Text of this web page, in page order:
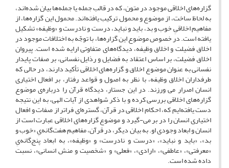
گزاره‌های اخلاقی موجود در متون، که در قالب جمله یا جمله‌ها بیان شده‌اند،
به لحاظ ساخت، از موضوع و محمول ترکیب یافته‌اند. محمول این گزاره‌ها، از
مفاهیم اخلاقیِ خوب و بد، باید و نباید، درست و نادرست و «وظیفه» تشکیل
یافته است. در خصوص موضوع این گزاره‌ها، با توجّه به اختلافات موجود در
اخلاق فضیلت و اخلاق وظیفه، دیدگاه‌های متفاوتی ارایه شده است. پیروان
اخلاق فضیلت، بر اساس اعتقاد به فضایل و رذایل نفسانی، بر صفات پایدار
نفسانی به عنوان موضوع اخلاق و گزاره‌های اخلاقی تأکید دارند، در حالی که
طرفداران اخلاق وظیفه، با نظر به اصول و قواعد رفتار، بر افعال اختیاری
انسان اصرار می ورزند. در این جستار، دیدگاه قرآن را درباره‌ی موضوع
گزاره‌های اخلاقی بررسی کرده و با ذکر شواهدی از آیات الهی، به این نتیجه
دست یافته‌ایم که، احکام اخلاقی در قرآن، گستره‌ای فراتر از صفات و افعال
اختیاری انسان را در بر می-گیرد و موضوع گزاره‌های اخلاقی عبارت است از
انسان و ابعاد وجودی او. به بیان دیگر، در قرآن، مفاهیم هفت‌گانه‌یِ «خوب و
بد»، «باید و نباید»، «درست و نادرست» و «وظیفه»، به ابعاد پنج‌گانه‌یِ
«معرفتی»، «عاطفی»، «ارادی»، «فعلی» و «شخصیت و منش انسانی»، نسبت
داده شده است.